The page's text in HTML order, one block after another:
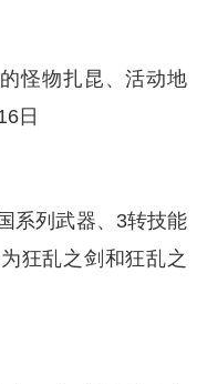
怪物扎昆、活动地
日
系列武器、3转技能
狂乱之剑和狂乱之